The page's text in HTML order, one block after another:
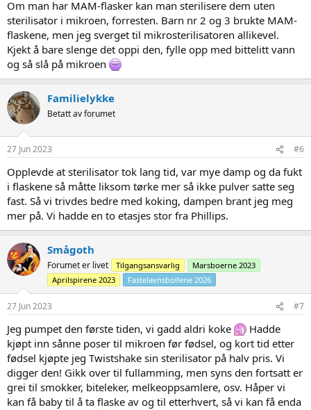
Om man har MAM-flasker kan man sterilisere dem uten
sterilisator i mikroen, forresten. Barn nr 2 og 3 brukte MAM-
flaskene, men jeg sverget til mikrosterilisatoren allikevel.
Kjekt å bare slenge det oppi den, fylle opp med bittelitt vann
og så slå på mikroen
Familielykke
Betatt av forumet
27 Jun 2023 #6
Opplevde at sterilisator tok lang tid, var mye damp og da fukt
i flaskene så måtte liksom tørke mer så ikke pulver satte seg
fast. Så vi trivdes bedre med koking, dampen brant jeg meg
mer på. Vi hadde en to etasjes stor fra Phillips.
Smågoth
Forumet er livet Tilgangsansvarlig
Marsboerne 2023
Aprilspirene 2023
Fastelavnsbollene 2026
27 Jun 2023 #7
Jeg pumpet den første tiden, vi gadd aldri koke
Hadde
kjøpt inn sånne poser til mikroen før fødsel, og kort tid etter
fødsel kjøpte jeg Twistshake sin sterilisator på halv pris. Vi
digger den! Gikk over til fullamming, men syns den fortsatt er
grei til smokker, biteleker, melkeoppsamlere, osv. Håper vi
kan få baby til å ta flaske av og til etterhvert, så vi kan få enda